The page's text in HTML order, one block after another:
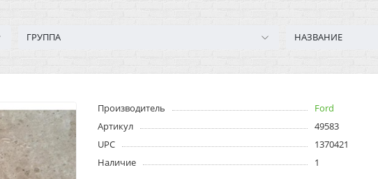
ГРУППА НАЗВАНИЕ
Производитель
Ford
Артикул
49583
UPC
1370421
Наличие
1